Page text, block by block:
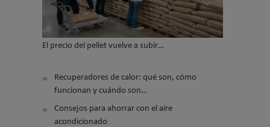
El precio del pellet vuelve a subir…
Recuperadores de calor: qué son, cómo
funcionan y cuándo son…
Consejos para ahorrar con el aire
acondicionado